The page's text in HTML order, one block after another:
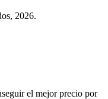
2026.
el mejor precio por